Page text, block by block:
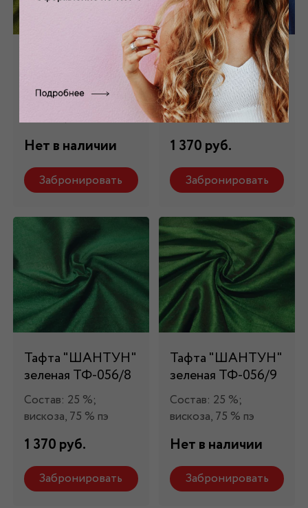
Тафта "ШАНТУН"
зеленая ТФ-056/7
Состав: 25 %;
вискоза, 75 % пэ
Нет в наличии
Забронировать
Тафта "ШАНТУН"
синяя ТФ-056/6
Состав: 25 %;
вискоза, 75 % пэ
1 370 руб.
Забронировать
Тафта "ШАНТУН"
зеленая ТФ-056/8
Состав: 25 %;
вискоза, 75 % пэ
1 370 руб.
Забронировать
Тафта "ШАНТУН"
зеленая ТФ-056/9
Состав: 25 %;
вискоза, 75 % пэ
Нет в наличии
Забронировать